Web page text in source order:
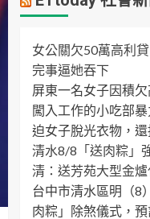
女公關欠50萬高利
完事逼她吞下
屏東一名女子因積
闖入工作的小吃部
迫女子脫光衣物，
清水8/8「送肉粽」
清：送芳苑大型金
台中市清水區明（8
肉粽」除煞儀式，